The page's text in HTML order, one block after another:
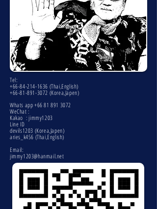
Tel:
+66-84-214-1636 (Thai,English)
+66-81-891-3072 (Korea,Japen)
Whats app+66 81 891 3072
WeChat :
Kakao : jimmy1203
Line ID
devils1203 (Korea,Japen)
aries_k456 (Thai,English)
Email:
jimmy1203@hanmail.net